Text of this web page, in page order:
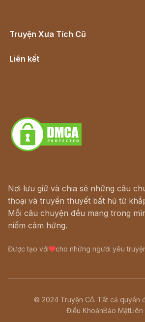
Truyện Xưa Tích Cũ
Liên kết
Nơi lưu giữ và chia sẻ những câu
thoại và truyền thuyết bất hủ từ
Mỗi câu chuyện đều mang trong
niềm cảm hứng.
Được tạo với cho những người yêu
© 2024 Truyện Cổ. Tất cả quyền
Điều KhoảnBảo MậtLiên